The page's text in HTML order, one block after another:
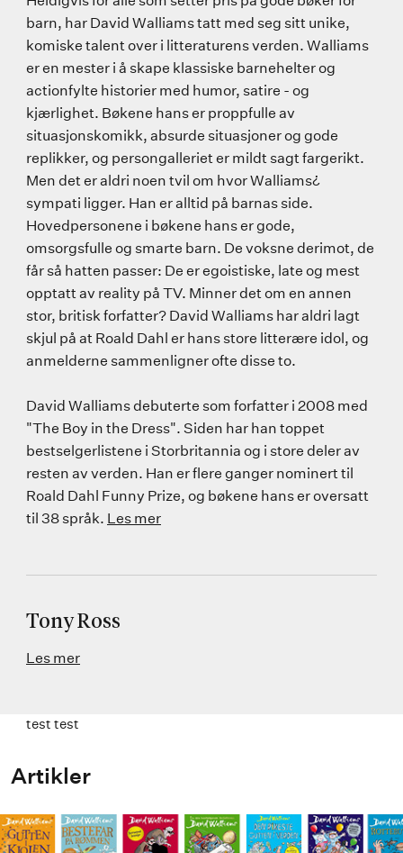
barn, har David Walliams tatt med seg sitt unike,
komiske talent over i litteraturens verden. Walliams
er en mester i å skape klassiske barnehelter og
actionfylte historier med humor, satire - og
kjærlighet. Bøkene hans er proppfulle av
situasjonskomikk, absurde situasjoner og gode
replikker, og persongalleriet er mildt sagt fargerikt.
Men det er aldri noen tvil om hvor Walliams¿
sympati ligger. Han er alltid på barnas side.
Hovedpersonene i bøkene hans er gode,
omsorgsfulle og smarte barn. De voksne derimot, de
får så hatten passer: De er egoistiske, late og mest
opptatt av reality på TV. Minner det om en annen
stor, britisk forfatter? David Walliams har aldri lagt
skjul på at Roald Dahl er hans store litterære idol, og
anmelderne sammenligner ofte disse to.
David Walliams debuterte som forfatter i 2008 med
"The Boy in the Dress". Siden har han toppet
bestselgerlistene i Storbritannia og i store deler av
resten av verden. Han er flere ganger nominert til
Roald Dahl Funny Prize, og bøkene hans er oversatt
til 38 språk. Les mer
Tony Ross
Les mer
test test
Artikler